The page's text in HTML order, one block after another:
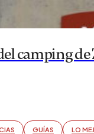
camping de
GUÍAS LO